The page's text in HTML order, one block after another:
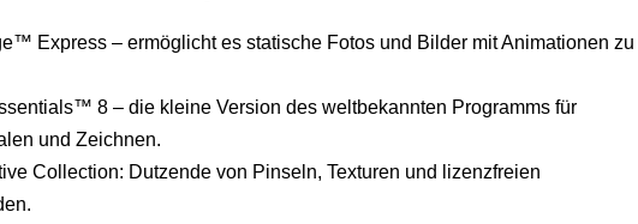
Express – ermöglicht es statische Fotos und Bilder mit Animationen zu
8 – die kleine Version des weltbekannten Programms für
und Zeichnen.
Collection: Dutzende von Pinseln, Texturen und lizenzfreien